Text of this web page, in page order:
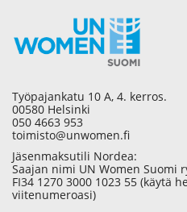
Työpajankatu 10 A, 4. kerros.
00580 Helsinki
050 4663 953
toimisto@unwomen.fi
Jäsenmaksutili Nordea:
Saajan nimi UN Women Suomi
FI34 1270 3000 1023 55 (käytä
viitenumeroasi)